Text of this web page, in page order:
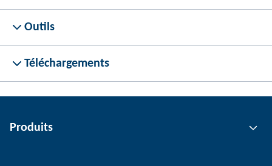
Outils
Téléchargements
Produits